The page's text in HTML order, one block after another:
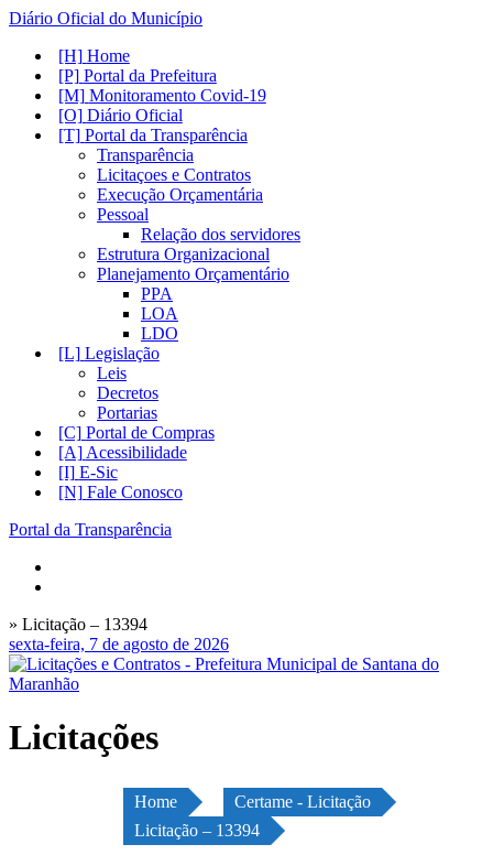
Diário Oficial do Município
Home
Portal da Prefeitura
Monitoramento Covid-19
Diário Oficial
Portal da Transparência
Transparência
Licitaçoes e Contratos
Execução Orçamentária
Pessoal
Relação dos servidores
Estrutura Organizacional
Planejamento Orçamentário
PPA
LOA
LDO
Legislação
Leis
Decretos
Portarias
Portal de Compras
Acessibilidade
E-Sic
Fale Conosco
Portal da Transparência
» Licitação – 13394
sexta-feira, 7 de agosto de 2026
Licitações
Home
Certame - Licitação
Licitação – 13394